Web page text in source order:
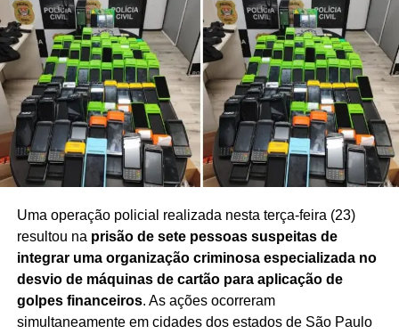
Uma operação policial realizada nesta terça-feira (23)
resultou na prisão de sete pessoas suspeitas de
integrar uma organização criminosa especializada no
desvio de máquinas de cartão para aplicação de
golpes financeiros. As ações ocorreram
simultaneamente em cidades dos estados de São Paulo